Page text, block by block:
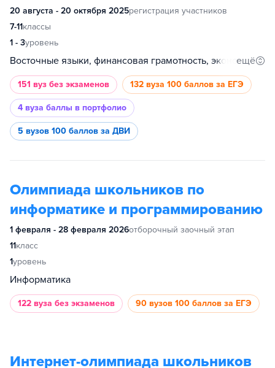
20 августа - 20 октября 2025регистрация участников
7-11классы
1 - 3уровень
Восточные языки, финансовая грамотность, экономика, культурология, биология, математика, информатика, обществознание, русский язык, история, иностранный язык, основы бизнеса, психология, философия, востоковедение и африканистика, инженерные науки, физика, социология, анализ данных, химия, промышленное программирование, международные отношения, история искусств, география, филология, право, журналистика, дизайн
ещё
151 вуз без экзаменов 132 вуза 100 баллов за ЕГЭ
4 вуза баллы в портфолио
5 вузов 100 баллов за ДВИ
Олимпиада школьников по
информатике и программированию
1 февраля - 28 февраля 2026отборочный заочный этап
11класс
1уровень
Информатика
122 вуза без экзаменов 90 вузов 100 баллов за ЕГЭ
Интернет-олимпиада школьников